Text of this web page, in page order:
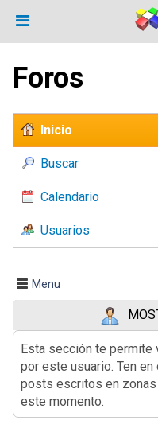
Foros
Inicio
Buscar
Calendario
Usuarios
Menu
Esta sección te
por este usuario. Ten
posts escritos en
este momento.